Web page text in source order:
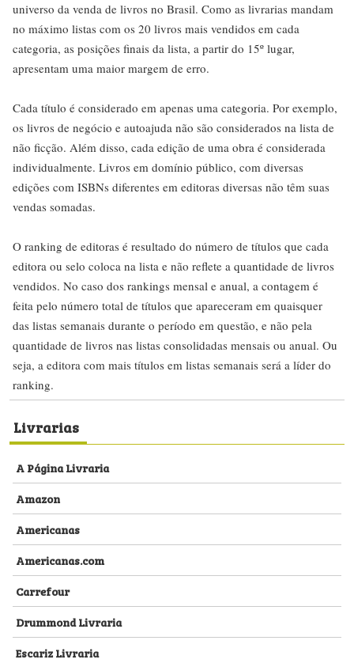
universo da venda de livros no Brasil. Como as livrarias mandam
no máximo listas com os 20 livros mais vendidos em cada
categoria, as posições finais da lista, a partir do 15º lugar,
apresentam uma maior margem de erro.
Cada título é considerado em apenas uma categoria. Por exemplo,
os livros de negócio e autoajuda não são considerados na lista de
não ficção. Além disso, cada edição de uma obra é considerada
individualmente. Livros em domínio público, com diversas
edições com ISBNs diferentes em editoras diversas não têm suas
vendas somadas.
O ranking de editoras é resultado do número de títulos que cada
editora ou selo coloca na lista e não reflete a quantidade de livros
vendidos. No caso dos rankings mensal e anual, a contagem é
feita pelo número total de títulos que apareceram em quaisquer
das listas semanais durante o período em questão, e não pela
quantidade de livros nas listas consolidadas mensais ou anual. Ou
seja, a editora com mais títulos em listas semanais será a líder do
ranking.
Livrarias
A Página Livraria
Amazon
Americanas
Americanas.com
Carrefour
Drummond Livraria
Escariz Livraria